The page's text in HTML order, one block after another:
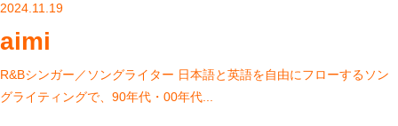
2024.11.19
aimi
R&Bシンガー／ソングライター 日本語と英語を自由にフローするソン
グライティングで、90年代・00年代...